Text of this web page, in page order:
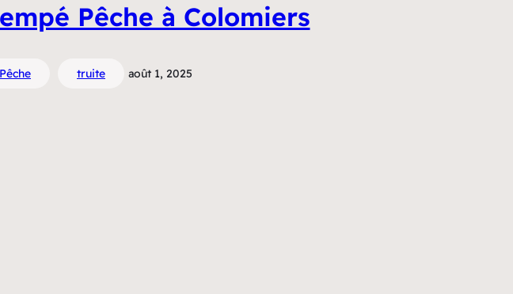
Pêche à Colomiers
truite août 1, 2025